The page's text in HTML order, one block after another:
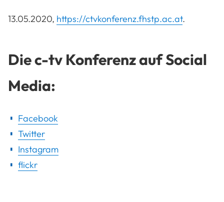
13.05.2020, https://ctvkonferenz.fhstp.ac.at.
Die c-tv Konferenz auf Social
Media:
Facebook
Twitter
Instagram
flickr